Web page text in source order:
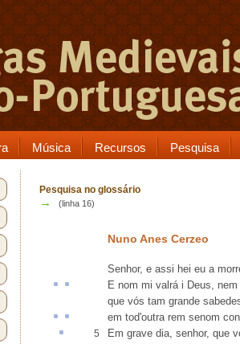
Música Recursos Pesquisa
Pesquisa no glossário
→ (linha 16)
Nuno Anes Cerzeo
Senhor, e assi hei eu a
E nom mi valrái Deus, nem
que vós tam grande
em tod'outra rem senom
5 Em grave dia, senhor, que